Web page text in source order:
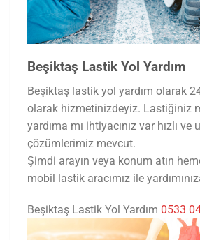
Beşiktaş Lastik Yol Yardım
Beşiktaş lastik yol yardım olarak
olarak hizmetinizdeyiz. Lastiğiniz
yardıma mı ihtiyacınız var hızlı ve
çözümlerimiz mevcut.
Şimdi arayın veya konum atın
mobil lastik aracımız ile
Beşiktaş Lastik Yol Yardım 0533